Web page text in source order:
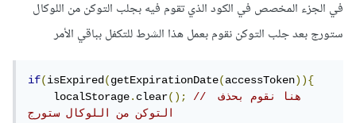
في الجزء المخصص في الكود الذي تقوم فيه بجلب التوكن من اللوكال
ستورج بعد جلب التوكن نقوم بعمل هذا الشرط للتكفل بباقي الأمر
if(isExpired(getExpirationDate(accessToken)){
    localStorage
.clear();
// هنا نقوم بحذف
التوكن من اللوكال ستورج